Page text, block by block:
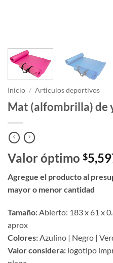
Inicio / Artículos deportivos
Mat (alfombrilla) de
Valor óptimo $
Agregue el producto al
mayor o menor cantidad
Tamaño:Abierto: 183 x 61 x
aprox
Colores:Azulino | Negro |
Valor considera: logotipo